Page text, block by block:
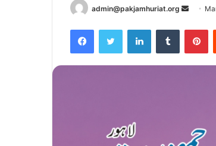
admin@pakjamhuriat.org
Send
email
FacebookTwitter LinkedInTumblr